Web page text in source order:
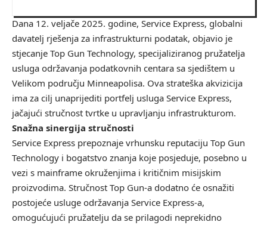
Dana 12. veljače 2025. godine, Service Express, globalni
davatelj rješenja za infrastrukturni podatak, objavio je
stjecanje Top Gun Technology, specijaliziranog pružatelja
usluga održavanja podatkovnih centara sa sjedištem u
Velikom području Minneapolisa. Ova strateška akvizicija
ima za cilj unaprijediti portfelj usluga Service Express,
jačajući stručnost tvrtke u upravljanju infrastrukturom.
Snažna sinergija stručnosti
Service Express prepoznaje vrhunsku reputaciju Top Gun
Technology i bogatstvo znanja koje posjeduje, posebno u
vezi s mainframe okruženjima i kritičnim misijskim
proizvodima. Stručnost Top Gun-a dodatno će osnažiti
postojeće usluge održavanja Service Express-a,
omogućujući pružatelju da se prilagodi neprekidno